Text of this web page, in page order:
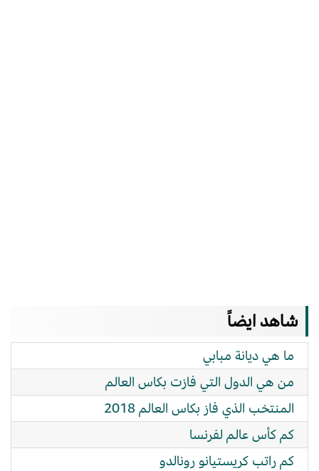
شاهد ايضاً
ما هي ديانة مبابي
من هي الدول التي فازت بكاس العالم
المنتخب الذي فاز بكاس العالم 2018
كم كأس عالم لفرنسا
كم راتب كريستيانو رونالدو